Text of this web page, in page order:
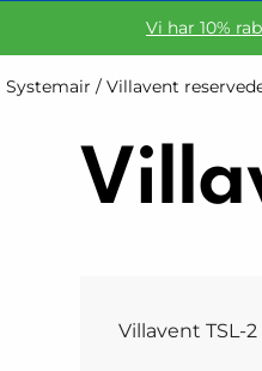
Vi har 10%
Systemair / Villavent
Villavent TSL-